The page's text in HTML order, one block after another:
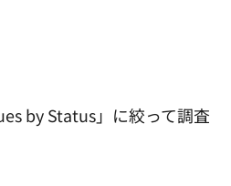
by Status」に絞って調査